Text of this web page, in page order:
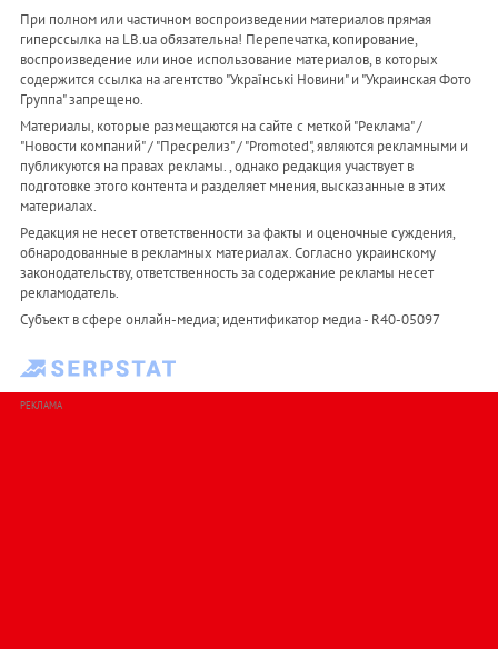
При полном или частичном воспроизведении материалов прямая
гиперссылка на LB.ua обязательна! Перепечатка, копирование,
воспроизведение или иное использование материалов, в которых
содержится ссылка на агентство "Українськi Новини" и "Украинская Фото
Группа" запрещено.
Материалы, которые размещаются на сайте с меткой "Реклама" /
"Новости компаний" / "Пресрелиз" / "Promoted", являются рекламными и
публикуются на правах рекламы. , однако редакция участвует в
подготовке этого контента и разделяет мнения, высказанные в этих
материалах.
Редакция не несет ответственности за факты и оценочные суждения,
обнародованные в рекламных материалах. Согласно украинскому
законодательству, ответственность за содержание рекламы несет
рекламодатель.
Субъект в сфере онлайн-медиа; идентификатор медиа - R40-05097
РЕКЛАМА